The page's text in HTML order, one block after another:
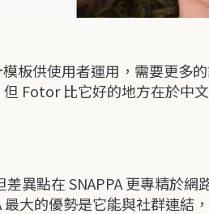
模板供使用者運用，需要更
Fotor 比它好的地方在於中
差異點在 SNAPPA 更專精於
最大的優勢是它能與社群連